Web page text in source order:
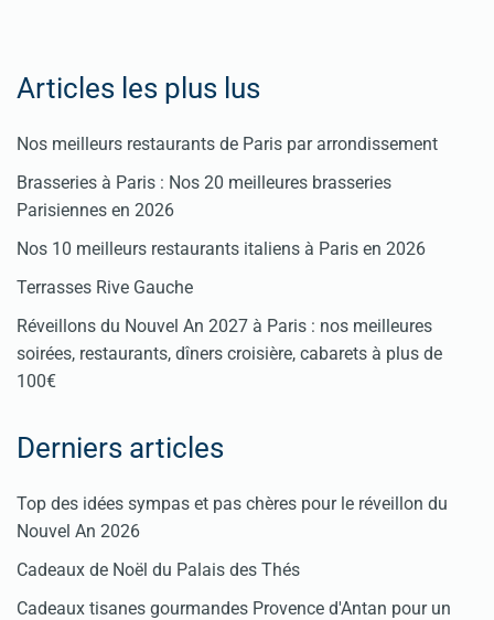
Articles les plus lus
Nos meilleurs restaurants de Paris par arrondissement
Brasseries à Paris : Nos 20 meilleures brasseries
Parisiennes en 2026
Nos 10 meilleurs restaurants italiens à Paris en 2026
Terrasses Rive Gauche
Réveillons du Nouvel An 2027 à Paris : nos meilleures
soirées, restaurants, dîners croisière, cabarets à plus de
100€
Derniers articles
Top des idées sympas et pas chères pour le réveillon du
Nouvel An 2026
Cadeaux de Noël du Palais des Thés
Cadeaux tisanes gourmandes Provence d'Antan pour un